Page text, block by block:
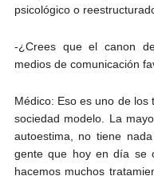
psicológico o
-¿Crees que el canon
medios de comunicación
Médico: Eso es uno de los
sociedad modelo. La
autoestima, no tiene
gente que hoy en día se
hacemos muchos